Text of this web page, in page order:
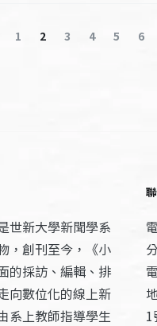
Page
1 Page
2 Page
3 Page
4 Page
5 6
世新大學新聞學系
，創刊至今，《小
的採訪、編輯、排
向數位化的線上新
系上教師指導學生
1